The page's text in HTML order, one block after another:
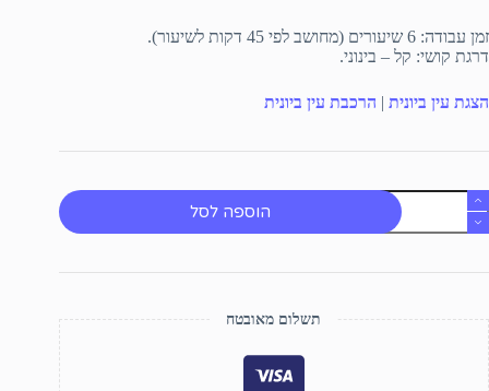
זמן עבודה: 6 שיעורים (מחושב לפי 45 דקות לשיעור).
דרגת קושי: קל – בינוני.
הצגת עין ביונית | הרכבת עין ביונית
כמות
של
עין
הוספה לסל
תשלום מאובטח